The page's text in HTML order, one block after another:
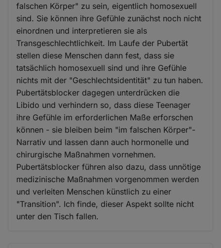
falschen Körper" zu sein, eigentlich homosexuell
sind. Sie können ihre Gefühle zunächst noch nicht
einordnen und interpretieren sie als
Transgeschlechtlichkeit. Im Laufe der Pubertät
stellen diese Menschen dann fest, dass sie
tatsächlich homosexuell sind und ihre Gefühle
nichts mit der "Geschlechtsidentität" zu tun haben.
Pubertätsblocker dagegen unterdrücken die
Libido und verhindern so, dass diese Teenager
ihre Gefühle im erforderlichen Maße erforschen
können - sie bleiben beim "im falschen Körper"-
Narrativ und lassen dann auch hormonelle und
chirurgische Maßnahmen vornehmen.
Pubertätsblocker führen also dazu, dass unnötige
medizinische Maßnahmen vorgenommen werden
und verleiten Menschen künstlich zu einer
"Transition". Ich finde, dieser Aspekt sollte nicht
unter den Tisch fallen.